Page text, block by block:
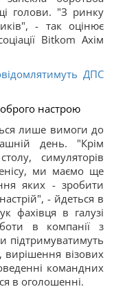
голови. "З ринку
- так оцінює
Bitkom Ахім
ДПС
настрою
лише вимоги до
день. "Крім
симуляторів
ми маємо ще
яких - зробити
- йдеться в
фахівця в галузі
в компанії з
підтримуватимуть
вирішення візових
командних
в оголошенні.